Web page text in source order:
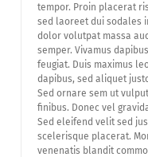
Lid Worden
tempor. Proin placerat
sed laoreet dui sodales
dolor volutpat massa
semper. Vivamus
feugiat. Duis maximus
dapibus, sed aliquet
Sed ornare sem ut
finibus. Donec vel
Sed eleifend velit sed
scelerisque placerat.
venenatis blandit